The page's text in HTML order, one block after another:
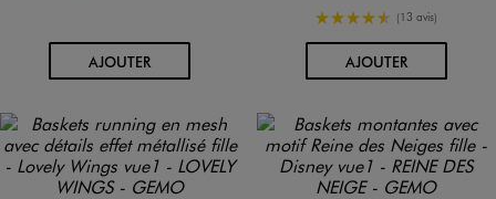
AJOUTERAU PANIER
4.5/5 de moyenne
(13 avis)
AJOUTERAU PANIER